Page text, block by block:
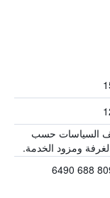
السياسات حسب
ومزود الخدمة.